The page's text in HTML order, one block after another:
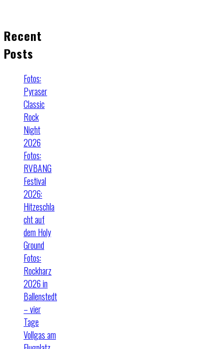
Recent
Posts
Fotos:
Pyraser
Classic
Rock
Night
2026
Fotos:
RVBANG
Festival
2026:
Hitzeschla
cht auf
dem Holy
Ground
Fotos:
Rockharz
2026 in
Ballenstedt
– vier
Tage
Vollgas am